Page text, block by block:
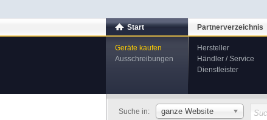
Start
Geräte kaufen
Ausschreibungen
Partnerverzeichnis
Hersteller
Händler / Service
Dienstleister
Suche in: ganze Website